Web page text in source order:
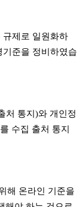
규제로 일원화하
준을 정비하였습
처 통지)와 개인정
수집 출처 통지
해 온라인 기준을